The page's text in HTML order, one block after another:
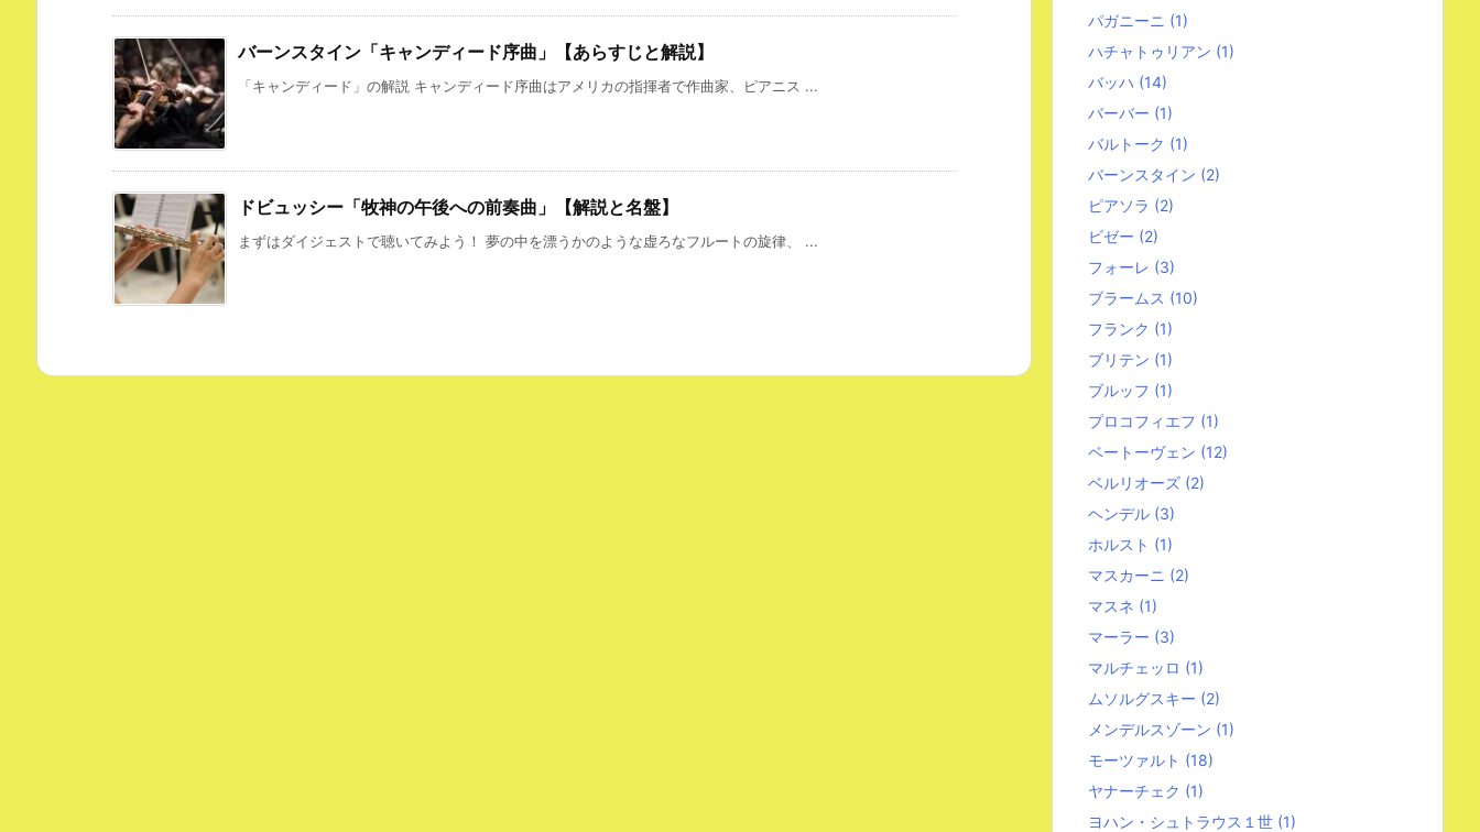
バーンスタイン「キャンディード序曲」【あらすじと解説】
「キャンディード」の解説 キャンディード序曲はアメリカの指揮者で作曲家、ピアニス ...
ドビュッシー「牧神の午後への前奏曲」【解説と名盤】
まずはダイジェストで聴いてみよう！ 夢の中を漂うかのような虚ろなフルートの旋律、 ...
パガニーニ (1)
ハチャトゥリアン (1)
バッハ (14)
バーバー (1)
バルトーク (1)
バーンスタイン (2)
ピアソラ (2)
ビゼー (2)
フォーレ (3)
ブラームス (10)
フランク (1)
ブリテン (1)
ブルッフ (1)
プロコフィエフ (1)
ベートーヴェン (12)
ベルリオーズ (2)
ヘンデル (3)
ホルスト (1)
マスカーニ (2)
マスネ (1)
マーラー (3)
マルチェッロ (1)
ムソルグスキー (2)
メンデルスゾーン (1)
モーツァルト (18)
ヤナーチェク (1)
ヨハン・シュトラウス１世 (1)